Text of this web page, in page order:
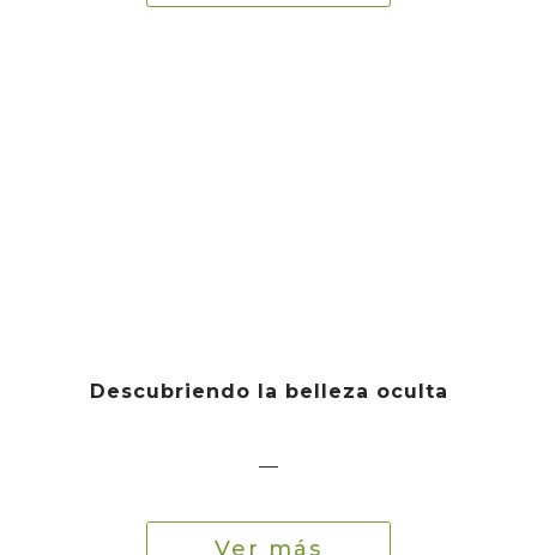
Descubriendo la belleza oculta
—
Ver más